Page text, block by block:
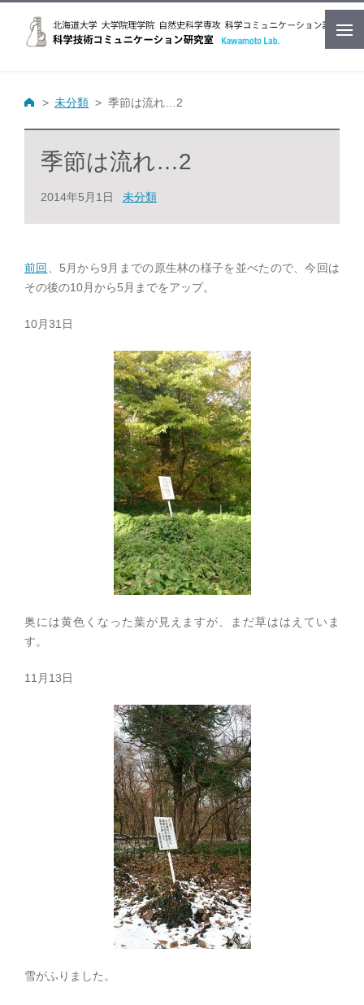
未分類 季節は流れ…2
季節は流れ…2
2014年5月1日 未分類
前回
、5月から9月までの原生林の様子を並べたので、今回は
その後の10月から5月までをアップ。
10月31日
奥には黄色くなった葉が見えますが、まだ草ははえていま
す。
11月13日
雪がふりました。